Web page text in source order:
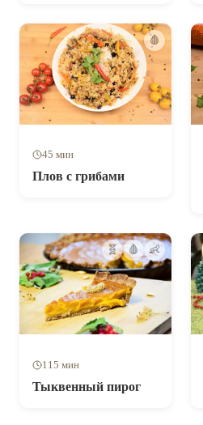
🩸
45 мин
Плов с грибами
🧬 🩸 👶
115 мин
Тыквенный пирог